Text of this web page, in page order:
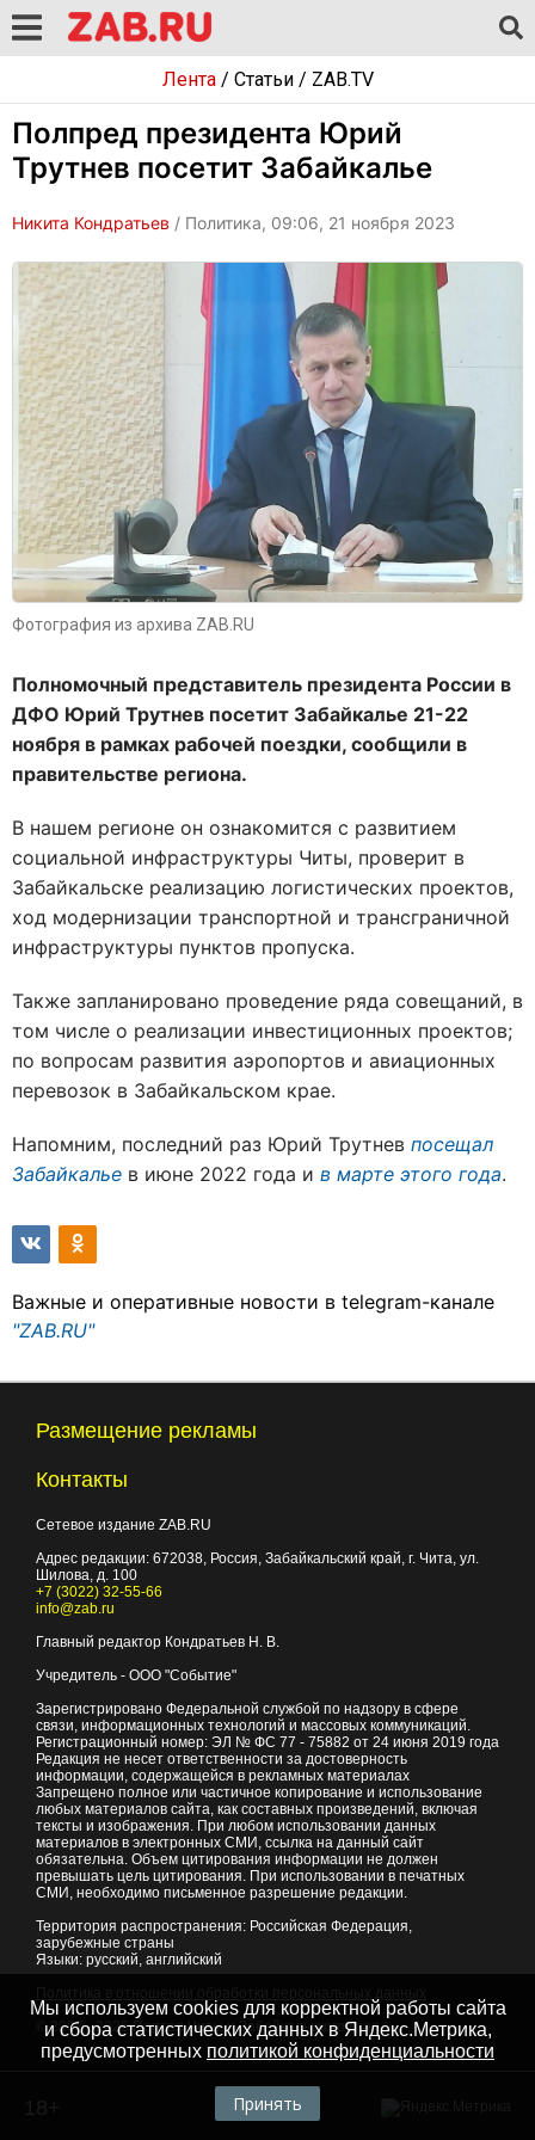
Лента/ Статьи/ ZAB.TV
Полпред президента Юрий
Трутнев посетит Забайкалье
Никита Кондратьев / Политика, 09:06, 21 ноября 2023
Фотография из архива ZAB.RU
Полномочный представитель президента России в
ДФО Юрий Трутнев посетит Забайкалье 21-22
ноября в рамках рабочей поездки, сообщили в
правительстве региона.
В нашем регионе он ознакомится с развитием
социальной инфраструктуры Читы, проверит в
Забайкальске реализацию логистических проектов,
ход модернизации транспортной и трансграничной
инфраструктуры пунктов пропуска.
Также запланировано проведение ряда совещаний, в
том числе о реализации инвестиционных проектов;
по вопросам развития аэропортов и авиационных
перевозок в Забайкальском крае.
Напомним, последний раз Юрий Трутнев посещал
Забайкалье в июне 2022 года и в марте этого года.
Важные и оперативные новости в telegram-канале
"ZAB.RU"
Размещение рекламы
Контакты
Сетевое издание ZAB.RU
Адрес редакции: 672038 , Россия, Забайкальский край, г. Чита ул.
Шилова, д. 100
+7 (3022) 32-55-66
info@zab.ru
Главный редактор Кондратьев Н. В.
Учредитель - ООО "Событие"
Зарегистрировано Федеральной службой по надзору в сфере
связи, информационных технологий и массовых коммуникаций.
Регистрационный номер: ЭЛ № ФС 77 - 75882 от 24 июня 2019 года
Редакция не несет ответственности за достоверность
информации, содержащейся в рекламных материалах
Запрещено полное или частичное копирование и использование
любых материалов сайта, как составных произведений, включая
тексты и изображения. При любом использовании данных
материалов в электронных СМИ, ссылка на данный сайт
обязательна. Объем цитирования информации не должен
превышать цель цитирования. При использовании в печатных
СМИ, необходимо письменное разрешение редакции.
Территория распространения: Российская Федерация,
зарубежные страны
Языки: русский, английский
© 2007 - 2026Портал Читы и Забайкальского края
Мы используем cookies для корректной работы сайта
и сбора статистических данных в Яндекс.Метрика,
предусмотренных политикой конфиденциальности
Принять